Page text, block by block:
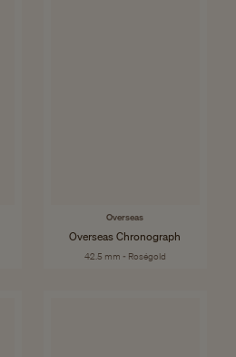
Overseas
Overseas Chronograph
42.5 mm - Roségold